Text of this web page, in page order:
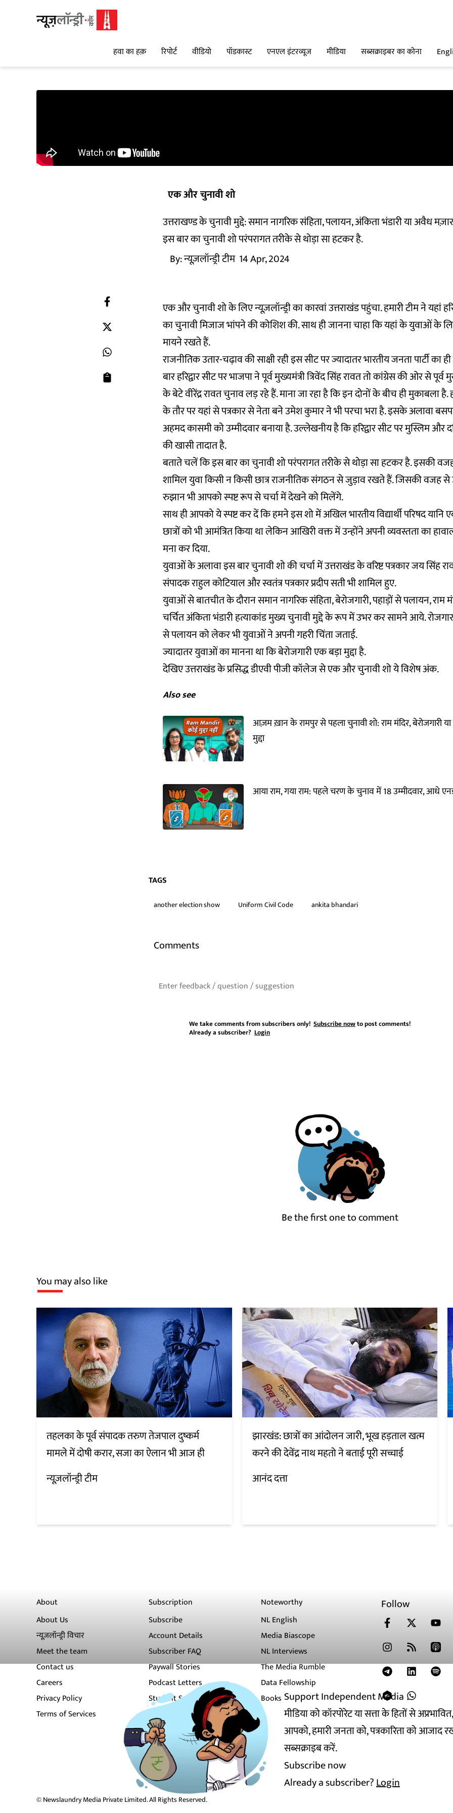
हवा का हक़ रिपोर्ट वीडियो पॉडकास्ट एनएल इंटरव्यूज मीडिया सब्सक्राइबर का कोना
एक और चुनावी शो
उत्तराखण्ड के चुनावी मुद्दे: समान नागरिक संहिता, पलायन, अंकिता भंडारी या अवैध मज़ार
इस बार का चुनावी शो परंपरागत तरीके से थोड़ा सा हटकर है.
By:न्यूज़लॉन्ड्री टीम 14 Apr, 2024
एक और चुनावी शो के लिए न्यूज़लॉन्ड्री का कारवां उत्तराखंड पहुंचा. हमारी टीम ने यहां
का चुनावी मिजाज भांपने की कोशिश की. साथ ही जानना चाहा कि यहां के युवाओं के
मायने रखते हैं.
राजनीतिक उतार-चढ़ाव की साक्षी रही इस सीट पर ज्यादातर भारतीय जनता पार्टी का
बार हरिद्वार सीट पर भाजपा ने पूर्व मुख्यमंत्री त्रिवेंद सिंह रावत तो कांग्रेस की ओर से पूर्व
के बेटे वीरेंद्र रावत चुनाव लड़ रहे हैं. माना जा रहा है कि इन दोनों के बीच ही मुकाबला है.
के तौर पर यहां से पत्रकार से नेता बने उमेश कुमार ने भी परचा भरा है. इसके अलावा
अहमद कासमी को उम्मीदवार बनाया है. उल्लेखनीय है कि हरिद्वार सीट पर मुस्लिम
की खासी तादात है.
बताते चलें कि इस बार का चुनावी शो परंपरागत तरीके से थोड़ा सा हटकर है. इसकी
शामिल युवा किसी न किसी छात्र राजनीतिक संगठन से जुड़ाव रखते हैं. जिसकी वजह
रुझान भी आपको स्पष्ट रूप से चर्चा में देखने को मिलेंगे.
साथ ही आपको ये स्पष्ट कर दें कि हमने इस शो में अखिल भारतीय विद्यार्थी परिषद यानि
छात्रों को भी आमंत्रित किया था लेकिन आखिरी वक्त में उन्होंने अपनी व्यवस्तता का
मना कर दिया.
युवाओं के अलावा इस बार चुनावी शो की चर्चा में उत्तराखंड के वरिष्ट पत्रकार जय सिंह
संपादक राहुल कोटियाल और स्वतंत्र पत्रकार प्रदीप सती भी शामिल हुए.
युवाओं से बातचीत के दौरान समान नागरिक संहिता, बेरोजगारी, पहाड़ों से पलायन, राम
चर्चित अंकिता भंडारी हत्याकांड मुख्य चुनावी मुद्दे के रूप में उभर कर सामने आये.
से पलायन को लेकर भी युवाओं ने अपनी गहरी चिंता जताई.
ज्यादातर युवाओं का मानना था कि बेरोजगारी एक बड़ा मुद्दा है.
देखिए उत्तराखंड के प्रसिद्ध डीएवी पीजी कॉलेज से एक और चुनावी शो ये विशेष अंक.
Support Independent Media
मीडिया को कॉरपोरेट या सत्ता के हितों से
आपको, हमारी जनता को, पत्रकारिता को
सब्सक्राइब करें.
Subscribe now
Already a subscriber?Login
Also see
आज़म ख़ान के रामपुर से पहला चुनावी शो: राम मंदिर, बेरोजगारी
मुद्दा
आया राम, गया राम: पहले चरण के चुनाव में 18 उम्मीदवार, आधे
TAGS
another election show Uniform Civil Code ankita bhandari
Comments
We take comments from subscribers only! Subscribe nowto post comments!
Already a subscriber? Login
Be the first one to comment
You may also like
तहलका के पूर्व संपादक तरुण तेजपाल दुष्कर्म
मामले में दोषी करार, सजा का ऐलान भी आज ही
न्यूज़लॉन्ड्री टीम
झारखंड: छात्रों का आंदोलन जारी, भूख हड़ताल खत्म
करने की देवेंद्र नाथ महतो ने बताई पूरी सच्चाई
आनंद दत्ता
About
About Us
न्यूज़लॉन्ड्री विचार
Meet the team
Contact us
Careers
Privacy Policy
Terms of Services
Subscription
Subscribe
Account Details
Subscriber FAQ
Paywall Stories
Podcast Letters
Student Subscription
Newsletters
Noteworthy
NL English
Media Biascope
NL Interviews
The Media Rumble
Data Fellowship
Books
Follow
© Newslaundry Media Private Limited. All Rights Reserved.